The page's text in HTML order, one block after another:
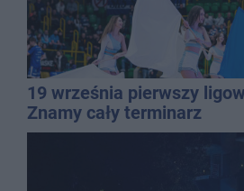
19 września pierwszy
Znamy cały terminarz